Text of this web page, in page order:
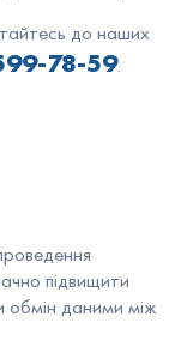
до наших
78-59.
підвищити
обмін даними між